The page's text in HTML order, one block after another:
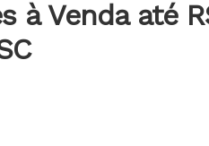
à Venda até